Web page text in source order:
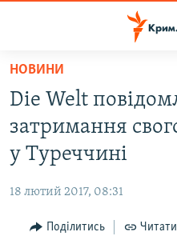
Перейти
основного
матеріалу
Перейти
до
основної
Перейти
ВІДЕО ТА ФОТО
БЛОГИ
ПОГЛЯД
НОВИНИ
Die Welt
затримання
у Туреччині
18 лютий 2017, 08:31
Поділитись